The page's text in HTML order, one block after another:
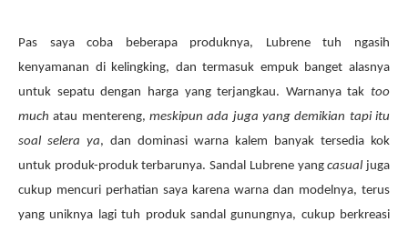
Pas saya coba beberapa produknya, Lubrene tuh ngasih
kenyamanan di kelingking, dan termasuk empuk banget alasnya
untuk sepatu dengan harga yang terjangkau. Warnanya tak too
much atau mentereng, meskipun ada juga yang demikian tapi itu
soal selera ya, dan dominasi warna kalem banyak tersedia kok
untuk produk-produk terbarunya. Sandal Lubrene yangcasual juga
cukup mencuri perhatian saya karena warna dan modelnya, terus
yang uniknya lagi tuh produk sandal gunungnya, cukup berkreasi